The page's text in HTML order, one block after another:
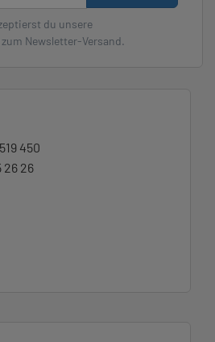
du unsere
zum Newsletter-Versand.
450
26 26